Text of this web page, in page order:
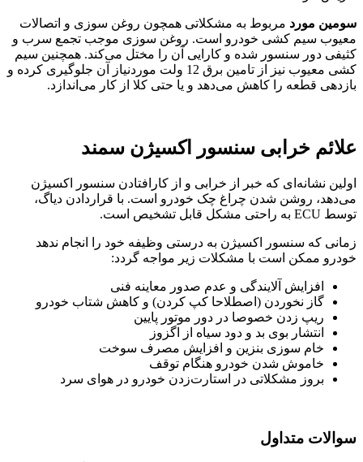
سومین مورد مربوط به مشکلاتی همچون روغن سوزی و اتصالات
معیوب سیم کشی خودرو است. روغن سوزی موجب تجمع سرب و
کثیفی دور سنسور شده و کارایی آن را مختل می‌کند. همچنین سیم
کشی معیوب نیز از تامین برق 12 ولت موردنیاز آن جلوگیری کرده و
بازدهی قطعه را کاهش می‌دهد و یا حتی کلا از کار می‌اندازد.
علائم خرابی سنسور اکسیژن سمند
اولین نشانه‌ای که خبر از خرابی و از کارافتادن سنسور اکسیژن
می‌دهد، روشن شدن چراغ چک خودرو است. با قراردادن دیاگ،
توسط ECU به راحتی مشکل قابل تشخیص است.
زمانی که سنسور اکسیژن به درستی وظیفه خود را انجام ندهد
خودرو ممکن است با مشکلات زیر مواجه گردد:
افزایش آلایندگی و عدم صدور معاینه فنی
گاز نخوردن (اصطلاحا کپ کردن) و کاهش شتاب خودرو
ریپ زدن خصوصا در دور موتور پایین
انتشار بوی بد و دود سیاه از اگزوز
خام سوزی بنزین و افزایش مصرف سوخت
خاموش شدن خودرو هنگام توقف
بروز مشکلاتی در استارت‌زدن خودرو در هوای سرد
سوالات متداول